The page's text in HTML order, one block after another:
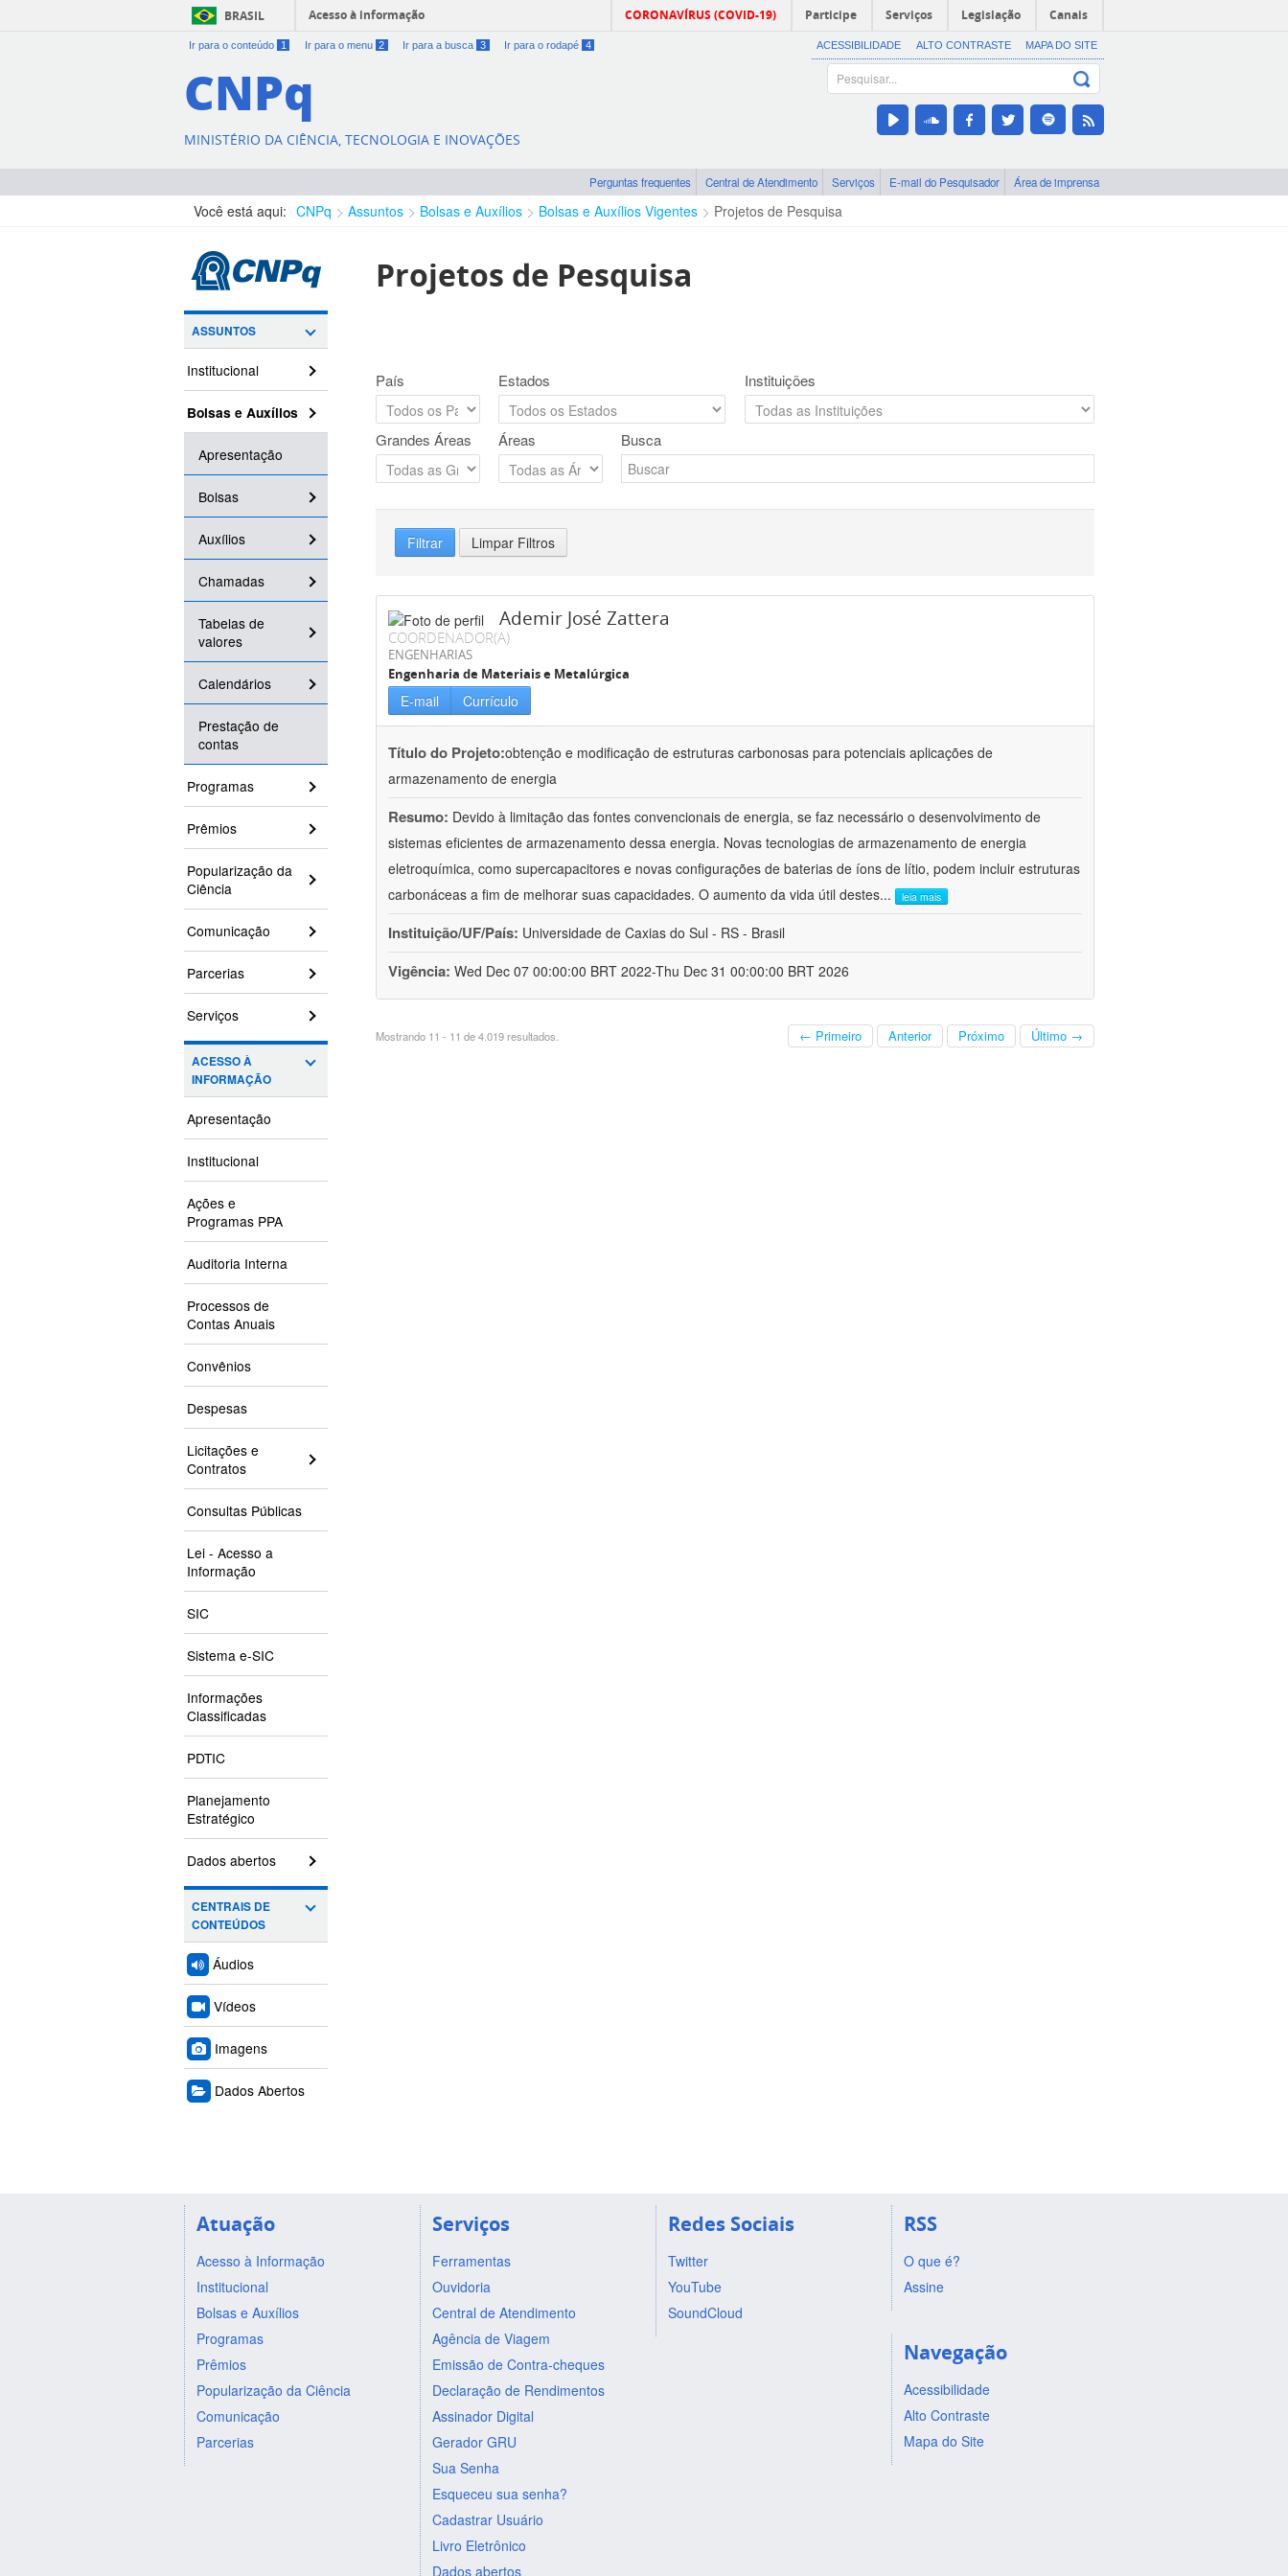
BRASIL Acesso à informação CORONAVÍRUS (COVID-19) Participe Serviços Legislação Canais
Ir para o conteúdo 1 Ir para o menu 2 Ir para a busca 3 Ir para o rodapé 4 ACESSIBILIDADE ALTO CONTRASTE MAPA DO SITE
CNPq
MINISTÉRIO DA CIÊNCIA, TECNOLOGIA E INOVAÇÕES
Perguntas frequentes Central de Atendimento Serviços E-mail do Pesquisador Área de imprensa
Você está aqui: CNPq Assuntos Bolsas e Auxílios Bolsas e Auxílios Vigentes Projetos de Pesquisa
ASSUNTOS
Institucional
Bolsas e Auxílios
Apresentação
Bolsas
Auxílios
Chamadas
Tabelas de
valores
Calendários
Prestação de
contas
Programas
Prêmios
Popularização da
Ciência
Comunicação
Parcerias
Serviços
ACESSO À
INFORMAÇÃO
Apresentação
Institucional
Ações e
Programas PPA
Auditoria Interna
Processos de
Contas Anuais
Convênios
Despesas
Licitações e
Contratos
Consultas Públicas
Lei - Acesso a
Informação
SIC
Sistema e-SIC
Informações
Classificadas
PDTIC
Planejamento
Estratégico
Dados abertos
CENTRAIS DE
CONTEÚDOS
Áudios
Vídeos
Imagens
Dados Abertos
Projetos de Pesquisa
País Estados Instituições
Grandes Áreas Áreas Busca
Filtrar Limpar Filtros
Ademir José Zattera
COORDENADOR(A)
ENGENHARIAS
Engenharia de Materiais e Metalúrgica
E-mail Currículo
Título do Projeto:obtenção e modificação de estruturas carbonosas para potenciais aplicações de
armazenamento de energia
Resumo: Devido à limitação das fontes convencionais de energia, se faz necessário o desenvolvimento de
sistemas eficientes de armazenamento dessa energia. Novas tecnologias de armazenamento de energia
eletroquímica, como supercapacitores e novas configurações de baterias de íons de lítio, podem incluir estruturas
carbonáceas a fim de melhorar suas capacidades. O aumento da vida útil destes... leia mais
Instituição/UF/País: Universidade de Caxias do Sul - RS - Brasil
Vigência: Wed Dec 07 00:00:00 BRT 2022-Thu Dec 31 00:00:00 BRT 2026
Mostrando 11 - 11 de 4.019 resultados. ← Primeiro Anterior Próximo Último →
Atuação
Acesso à Informação
Institucional
Bolsas e Auxílios
Programas
Prêmios
Popularização da Ciência
Comunicação
Parcerias
Serviços
Ferramentas
Ouvidoria
Central de Atendimento
Agência de Viagem
Emissão de Contra-cheques
Declaração de Rendimentos
Assinador Digital
Gerador GRU
Sua Senha
Esqueceu sua senha?
Cadastrar Usuário
Livro Eletrônico
Dados abertos
Redes Sociais
Twitter
YouTube
SoundCloud
RSS
O que é?
Assine
Navegação
Acessibilidade
Alto Contraste
Mapa do Site